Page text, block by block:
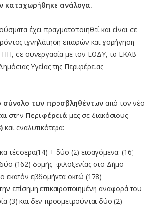
καταχωρήθηκε ανάλογα.
έχει πραγματοποιηθεί και είναι σε
ιχνηλάτηση επαφών και χορήγηση
σε συνεργασία με τον ΕΟΔΥ, το ΕΚΑΒ
Υγείας της Περιφέρειας
σύνολο των προσβληθέντων από τον νέο
στην Περιφέρειά μας σε διακόσιους
και αναλυτικότερα:
τέσσερα(14) + δύο (2) εισαγόμενα: (16)
δύο (162) δομής φιλοξενίας στο Δήμο
εκατόν εβδομήντα οκτώ (178)
επίσημη επικαιροποιημένη αναφορά του
(3) και δεν προσμετρούνται δύο (2)